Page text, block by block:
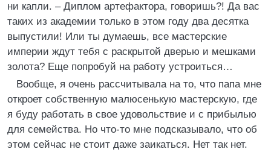
ни капли. – Диплом артефактора, говоришь?! Да вас
таких из академии только в этом году два десятка
выпустили! Или ты думаешь, все мастерские
империи ждут тебя с раскрытой дверью и мешками
золота? Еще попробуй на работу устроиться…
Вообще, я очень рассчитывала на то, что папа мне
откроет собственную малюсенькую мастерскую, где
я буду работать в свое удовольствие и с прибылью
для семейства. Но что-то мне подсказывало, что об
этом сейчас не стоит даже заикаться. Нет так нет.